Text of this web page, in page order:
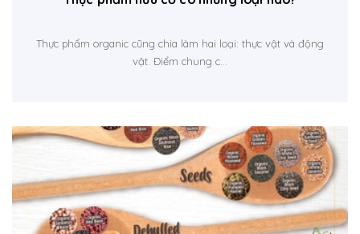
Thực phẩm organic cũng chia làm hai loại: thực vật và động
vật. Điểm chung c...